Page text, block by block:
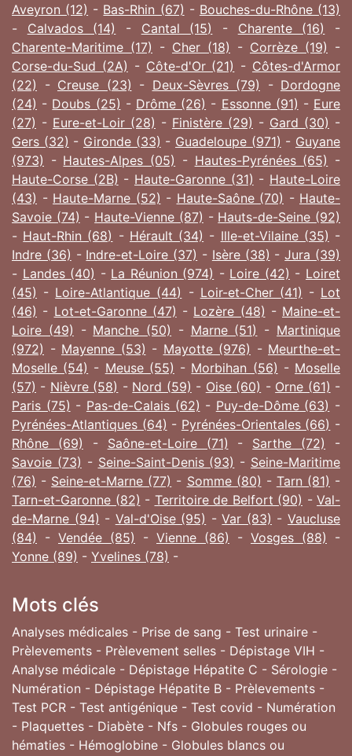
Aveyron (12) - Bas-Rhin (67) - Bouches-du-Rhône (13)
- Calvados (14) - Cantal (15) - Charente (16)
-
Charente-Maritime (17) - Cher (18) - Corrèze (19) -
Corse-du-Sud (2A) - Côte-d'Or (21) - Côtes-d'Armor
(22) - Creuse (23) - Deux-Sèvres (79) - Dordogne
(24) - Doubs (25) - Drôme (26) - Essonne (91) - Eure
(27) - Eure-et-Loir (28) - Finistère (29) - Gard (30) -
Gers (32) - Gironde (33) - Guadeloupe (971) - Guyane
(973) - Hautes-Alpes (05) - Hautes-Pyrénées (65) -
Haute-Corse (2B) - Haute-Garonne (31) - Haute-Loire
(43) - Haute-Marne (52) - Haute-Saône (70) - Haute-
Savoie (74) - Haute-Vienne (87) - Hauts-de-Seine (92)
- Haut-Rhin (68) - Hérault (34) - Ille-et-Vilaine (35) -
Indre (36) - Indre-et-Loire (37) - Isère (38) -Jura (39)
- Landes (40) - La Réunion (974) - Loire (42) - Loiret
(45) - Loire-Atlantique (44) - Loir-et-Cher (41) - Lot
(46) - Lot-et-Garonne (47) - Lozère (48) - Maine-et-
Loire (49) - Manche (50) - Marne (51) - Martinique
(972) - Mayenne (53) - Mayotte (976) - Meurthe-et-
Moselle (54) - Meuse (55) - Morbihan (56) - Moselle
(57) - Nièvre (58) - Nord (59) - Oise (60) - Orne (61) -
Paris (75) - Pas-de-Calais (62) - Puy-de-Dôme (63) -
Pyrénées-Atlantiques (64) - Pyrénées-Orientales (66) -
Rhône (69) - Saône-et-Loire (71) - Sarthe (72)
-
Savoie (73) - Seine-Saint-Denis (93) - Seine-Maritime
(76) - Seine-et-Marne (77) - Somme (80) - Tarn (81) -
Tarn-et-Garonne (82) - Territoire de Belfort (90) - Val-
de-Marne (94) - Val-d'Oise (95) -Var (83) -Vaucluse
(84) - Vendée (85) - Vienne (86) - Vosges (88) -
Yonne (89) - Yvelines (78) -
Mots clés
Analyses médicales - Prise de sang - Test urinaire -
Prèlevements - Prèlevement selles - Dépistage VIH -
Analyse médicale - Dépistage Hépatite C - Sérologie -
Numération - Dépistage Hépatite B - Prèlevements -
Test PCR - Test antigénique - Test covid - Numération
- Plaquettes - Diabète - Nfs - Globules rouges ou
hématies - Hémoglobine - Globules blancs ou